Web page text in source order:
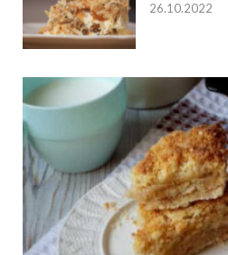
26.10.2022